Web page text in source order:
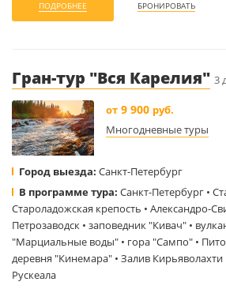
ПОДРОБНЕЕ БРОНИРОВАТЬ
Гран-тур "Вся Карелия" 3
от 9 900 руб.
Многодневные туры
Город выезда: Санкт-Петербург
В программе тура: Санкт-Петербург •
Староладожская крепость • Александро-
Петрозаводск • заповедник "Кивач" •
"Марциальные воды" • гора "Сампо" •
деревня "Кинемара" • Залив
Рускеала